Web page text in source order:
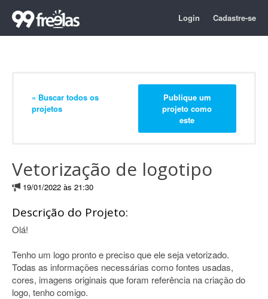
Login Cadastre-se
« Buscar todos os
projetos
Publique um
projeto como
este
Vetorização de logotipo
19/01/2022 às 21:30
Descrição do Projeto:
Olá!
Tenho um logo pronto e preciso que ele seja vetorizado.
Todas as informações necessárias como fontes usadas,
cores, imagens originais que foram referência na criação do
logo, tenho comigo.